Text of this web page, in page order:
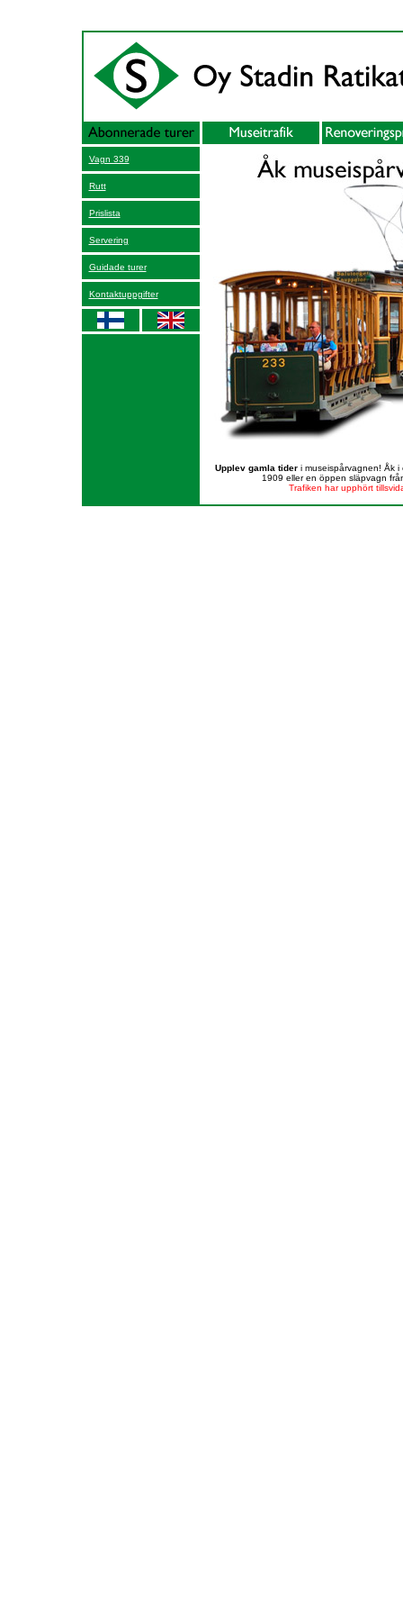
Vagn 339
Rutt
Prislista
Servering
Guidade turer
Kontaktuppgifter
Upplev gamla tider i museispårvagnen! Åk
1909 eller en öppen släpvagn
Trafiken har upphört